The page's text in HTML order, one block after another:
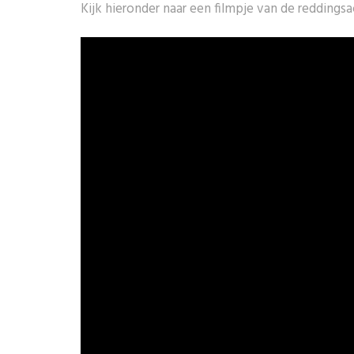
Kijk hieronder naar een filmpje van de